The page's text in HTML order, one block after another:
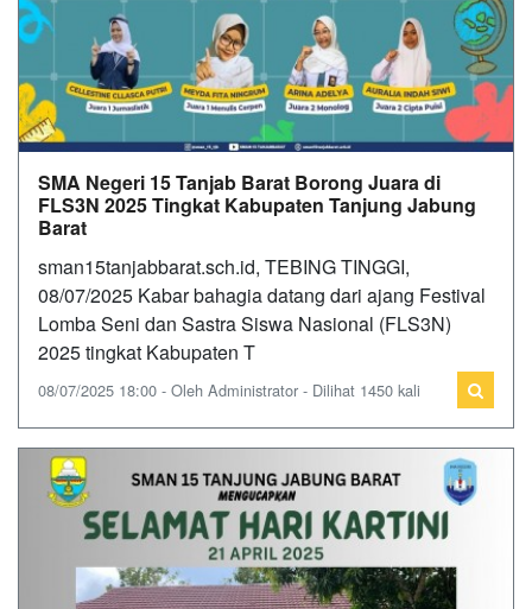
SMA Negeri 15 Tanjab Barat Borong Juara di
FLS3N 2025 Tingkat Kabupaten Tanjung Jabung
Barat
sman15tanjabbarat.sch.id, TEBING TINGGI,
08/07/2025 Kabar bahagia datang dari ajang Festival
Lomba Seni dan Sastra Siswa Nasional (FLS3N)
2025 tingkat Kabupaten T
08/07/2025 18:00 - Oleh Administrator - Dilihat 1450 kali